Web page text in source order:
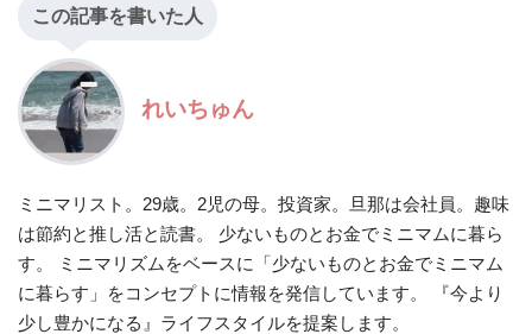
この記事を書いた人
れいちゅん
ミニマリスト。29歳。2児の母。投資家。旦那は会社員。趣味
は節約と推し活と読書。 少ないものとお金でミニマムに暮ら
す。 ミニマリズムをベースに「少ないものとお金でミニマム
に暮らす」をコンセプトに情報を発信しています。 『今より
少し豊かになる』ライフスタイルを提案します。